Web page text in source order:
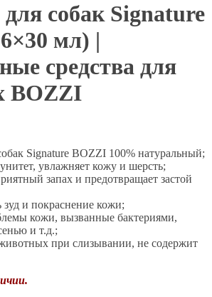
собак Signature
мл) |
средства для
BOZZI
Signature BOZZI 100% натуральный;
увлажняет кожу и шерсть;
запах и предотвращает застой
зуд и покраснение кожи;
кожи, вызванные бактериями,
и т.д.;
при слизывании, не содержит